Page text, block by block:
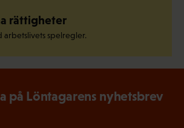
rättigheter
arbetslivets spelregler.
på Löntagarens nyhetsbrev